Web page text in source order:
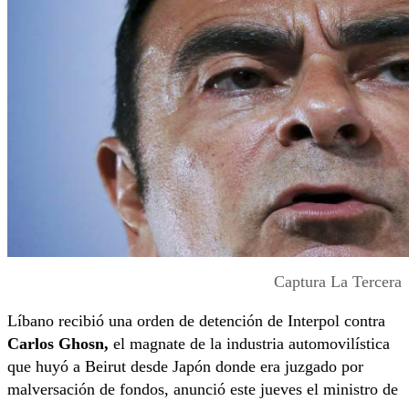
Captura La Tercera
Líbano recibió una orden de detención de Interpol contra
Carlos Ghosn, el magnate de la industria automovilística
que huyó a Beirut desde Japón donde era juzgado por
malversación de fondos, anunció este jueves el ministro de